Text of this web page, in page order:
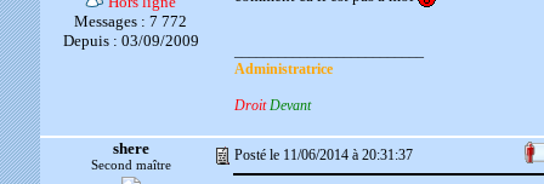
Messages : 7 772
Depuis : 03/09/2009
Administratrice
Droit Devant
shere
Second maître
Posté le 11/06/2014 à 20:31:37